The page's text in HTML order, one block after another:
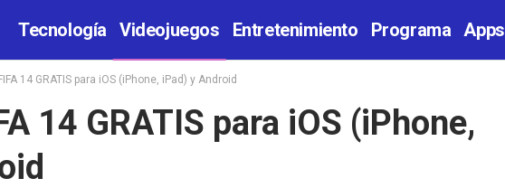
Tecnología Videojuegos Entretenimiento Programa Apps
14 GRATIS para iOS (iPhone, iPad) y Android
14 GRATIS para iOS (iPhone,